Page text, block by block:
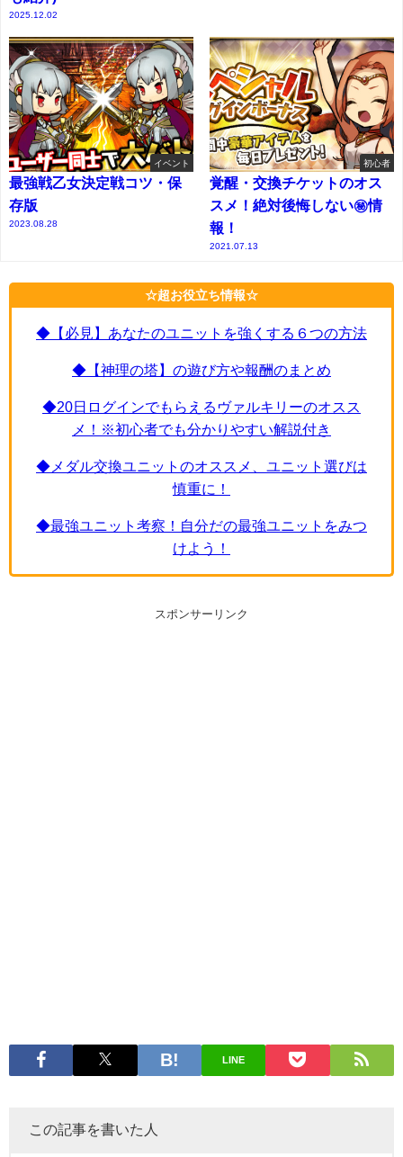
2025.12.02
イベント
最強戦乙女決定戦コツ・保
存版
2023.08.28
初心者
覚醒・交換チケットのオス
スメ！絶対後悔しない㊙情
報！
2021.07.13
☆超お役立ち情報☆
◆【必見】あなたのユニットを強くする６つの方法
◆【神理の塔】の遊び方や報酬のまとめ
◆20日ログインでもらえるヴァルキリーのオスス
メ！※初心者でも分かりやすい解説付き
◆メダル交換ユニットのオススメ、ユニット選びは
慎重に！
◆最強ユニット考察！自分だの最強ユニットをみつ
けよう！
スポンサーリンク
LINE
この記事を書いた人